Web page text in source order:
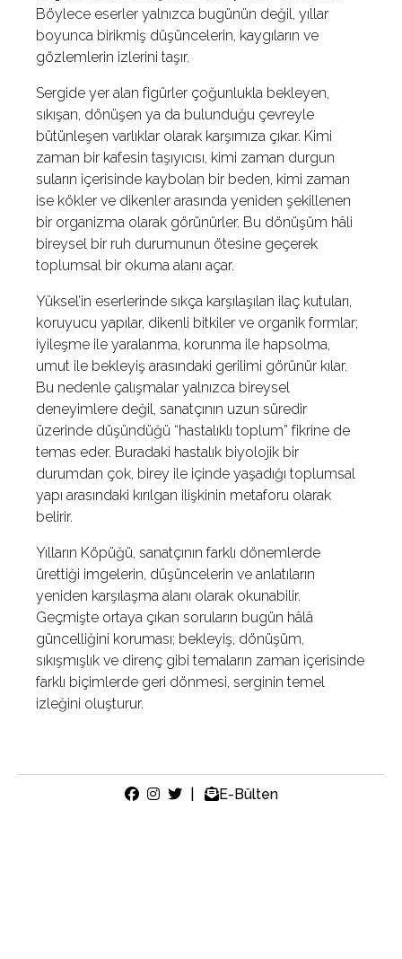
Böylece eserler yalnızca bugünün değil, yıllar
boyunca birikmiş düşüncelerin, kaygıların ve
gözlemlerin izlerini taşır.
Sergide yer alan figürler çoğunlukla bekleyen,
sıkışan, dönüşen ya da bulunduğu çevreyle
bütünleşen varlıklar olarak karşımıza çıkar. Kimi
zaman bir kafesin taşıyıcısı, kimi zaman durgun
suların içerisinde kaybolan bir beden, kimi zaman
ise kökler ve dikenler arasında yeniden şekillenen
bir organizma olarak görünürler. Bu dönüşüm hâli
bireysel bir ruh durumunun ötesine geçerek
toplumsal bir okuma alanı açar.
Yüksel’in eserlerinde sıkça karşılaşılan ilaç kutuları,
koruyucu yapılar, dikenli bitkiler ve organik formlar;
iyileşme ile yaralanma, korunma ile hapsolma,
umut ile bekleyiş arasındaki gerilimi görünür kılar.
Bu nedenle çalışmalar yalnızca bireysel
deneyimlere değil, sanatçının uzun süredir
üzerinde düşündüğü “hastalıklı toplum” fikrine de
temas eder. Buradaki hastalık biyolojik bir
durumdan çok, birey ile içinde yaşadığı toplumsal
yapı arasındaki kırılgan ilişkinin metaforu olarak
belirir.
Yılların Köpüğü, sanatçının farklı dönemlerde
ürettiği imgelerin, düşüncelerin ve anlatıların
yeniden karşılaşma alanı olarak okunabilir.
Geçmişte ortaya çıkan soruların bugün hâlâ
güncelliğini koruması; bekleyiş, dönüşüm,
sıkışmışlık ve direnç gibi temaların zaman içerisinde
farklı biçimlerde geri dönmesi, serginin temel
izleğini oluşturur.
E-Bülten